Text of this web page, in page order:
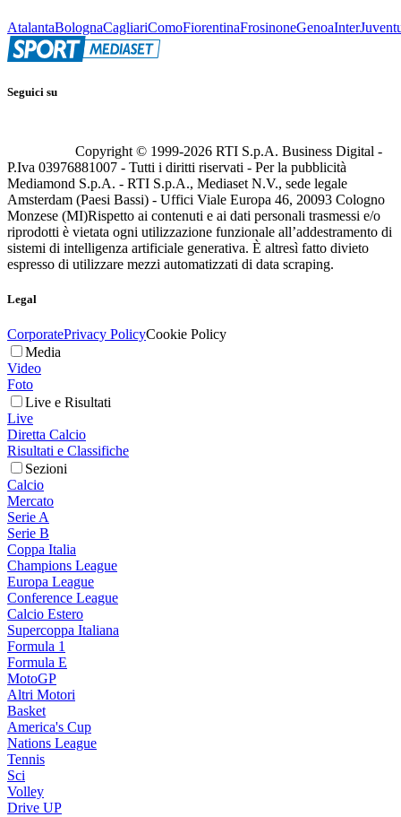
AtalantaBolognaCagliariComoFiorentinaFrosinoneGenoaInter
Seguici su
Copyright © 1999-2026 RTI S.p.A. Business Digital -
P.Iva 03976881007 - Tutti i diritti riservati - Per la pubblicità
Mediamond S.p.A. - RTI S.p.A., Mediaset N.V., sede legale
Amsterdam (Paesi Bassi) - Uffici Viale Europa 46, 20093 Cologno
Monzese (MI)Rispetto ai contenuti e ai dati personali trasmessi e/o
riprodotti è vietata ogni utilizzazione funzionale all’addestramento di
sistemi di intelligenza artificiale generativa. È altresì fatto divieto
espresso di utilizzare mezzi automatizzati di data scraping.
Legal
CorporatePrivacy PolicyCookie Policy
Media
Video
Foto
Live e Risultati
Live
Diretta Calcio
Risultati e Classifiche
Sezioni
Calcio
Mercato
Serie A
Serie B
Coppa Italia
Champions League
Europa League
Conference League
Calcio Estero
Supercoppa Italiana
Formula 1
Formula E
MotoGP
Altri Motori
Basket
America's Cup
Nations League
Tennis
Sci
Volley
Drive UP